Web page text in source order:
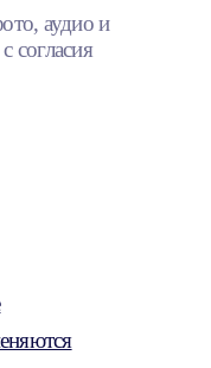
аудио и
согласия